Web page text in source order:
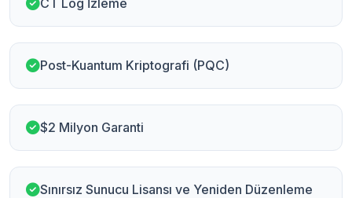
CT Log İzleme
Post-Kuantum Kriptografi (PQC)
$2 Milyon Garanti
Sınırsız Sunucu Lisansı ve Yeniden Düzenleme